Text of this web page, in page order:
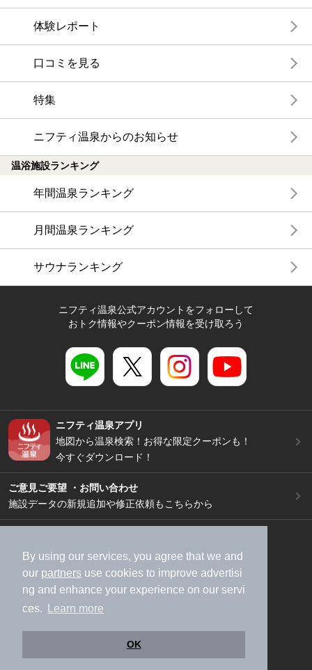
By using our services, you agree that we and
our partners use cookies to improve advertisi
ng and enhance your experience on our servi
ces.
Learn more
OK
体験レポート
口コミを見る
特集
ニフティ温泉からのお知らせ
温浴施設ランキング
年間温泉ランキング
月間温泉ランキング
サウナランキング
ニフティ温泉公式アカウントをフォローして
おトク情報やクーポン情報を受け取ろう
ニフティ温泉アプリ
地図から温泉検索！お得な限定クーポンも！
今すぐダウンロード！
ご意見ご要望 ・お問い合わせ
施設データの新規追加や修正依頼もこちらから
加盟店募集（資料請求）
広告出稿のご案内
利用規約
ライフスタイルMEMBERS+規約
特定商取引法に基づく表記
ヘルプ
採用情報
運営会社